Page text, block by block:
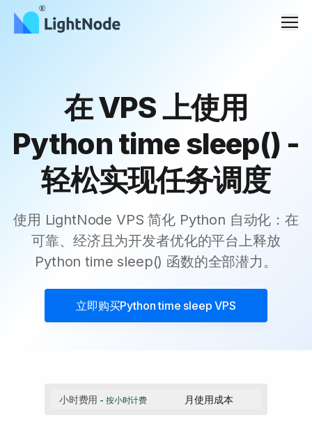
在 VPS 上使用
Python time sleep() -
轻松实现任务调度
使用 LightNode VPS 简化 Python 自动化：在
可靠、经济且为开发者优化的平台上释放
Python time sleep() 函数的全部潜力。
立即购买Python time sleep VPS
小时费用 - 按小时计费 月使用成本